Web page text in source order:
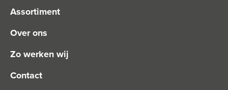
Assortiment
Over ons
Zo werken wij
Contact